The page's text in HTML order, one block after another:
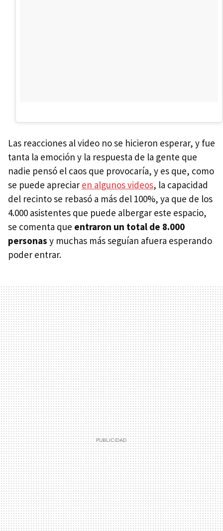
Las reacciones al video no se hicieron esperar, y fue
tanta la emoción y la respuesta de la gente que
nadie pensó el caos que provocaría, y es que, como
se puede apreciar en algunos videos, la capacidad
del recinto se rebasó a más del 100%, ya que de los
4.000 asistentes que puede albergar este espacio,
se comenta que entraron un total de 8.000
personas y muchas más seguían afuera esperando
poder entrar.